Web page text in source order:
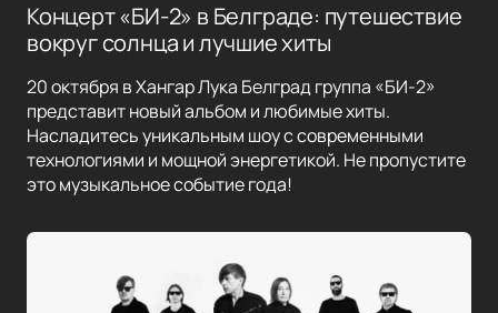
Концерт «БИ-2» в Белграде: путешествие
вокруг солнца и лучшие хиты
20 октября в Хангар Лука Белград группа «БИ-2»
представит новый альбом и любимые хиты.
Насладитесь уникальным шоу с современными
технологиями и мощной энергетикой. Не пропустите
это музыкальное событие года!